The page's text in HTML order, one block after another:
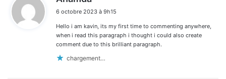
t
:
6 octobre 2023 à 9h15
Hello i am kavin, its my first time to commenting anywhere,
when i read this paragraph i thought i could also create
comment due to this brilliant paragraph.
chargement…